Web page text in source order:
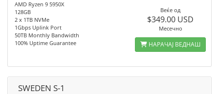
AMD Ryzen 9 5950X
128GB
2 x 1TB NVMe
1Gbps Uplink Port
50TB Monthly Bandwidth
100% Uptime Guarantee
Веќе од
$349.00 USD
Месечно
НАРАЧАЈ ВЕДНАШ
SWEDEN S-1